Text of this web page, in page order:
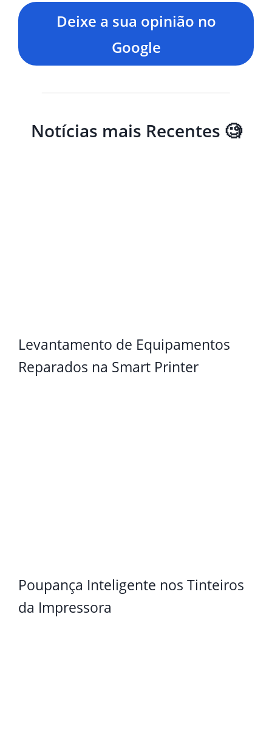
Deixe a sua opinião no
Google
Notícias mais Recentes 🧐
Levantamento de Equipamentos
Reparados na Smart Printer
Poupança Inteligente nos Tinteiros
da Impressora